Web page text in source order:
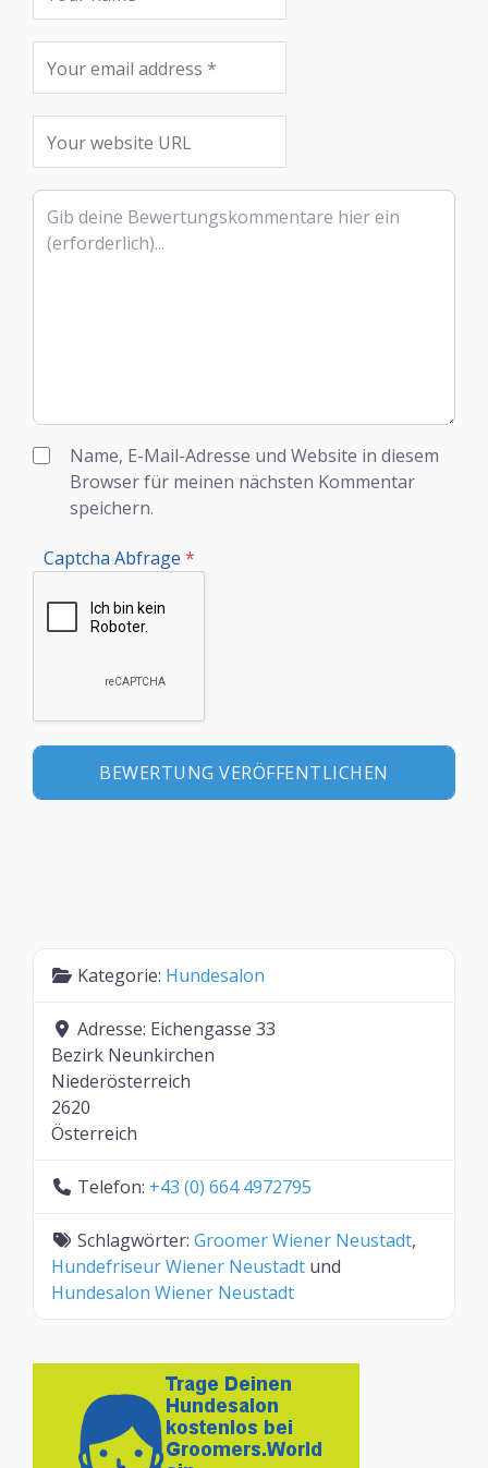
Rezensionstext
Name, E-Mail-Adresse und Website in diesem
Browser für meinen nächsten Kommentar
speichern.
Captcha Abfrage *
Kategorie: Hundesalon
Adresse: Eichengasse 33
Bezirk Neunkirchen
Niederösterreich
2620
Österreich
Telefon: +43 (0) 664 4972795
Schlagwörter: Groomer Wiener Neustadt,
Hundefriseur Wiener Neustadt und
Hundesalon Wiener Neustadt